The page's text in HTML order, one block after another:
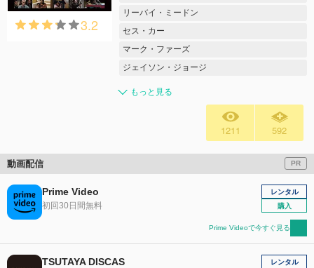
3.2
リーバイ・ミードン
セス・カー
マーク・ファーズ
ジェイソン・ジョージ
もっと見る
1211 592
動画配信 PR
Prime Video
初回30日間無料
レンタル
購入
Prime Videoで今すぐ見る
TSUTAYA DISCAS レンタル